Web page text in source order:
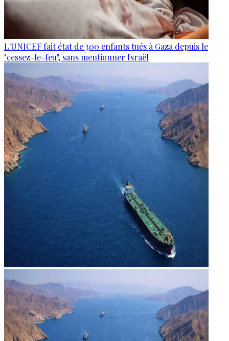
L'UNICEF fait état de 300 enfants tués à Gaza depuis le
"cessez-le-feu", sans mentionner Israël